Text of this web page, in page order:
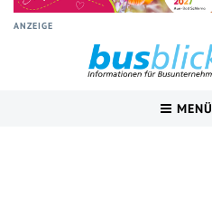
ANZEIGE
MENÜ